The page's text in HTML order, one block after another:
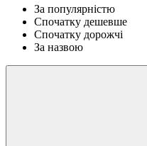
За популярністю
Спочатку дешевше
Спочатку дорожчі
За назвою